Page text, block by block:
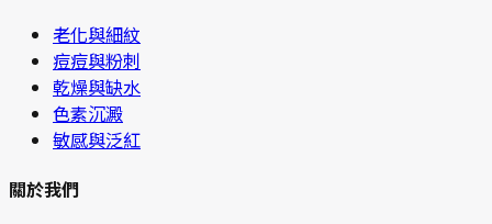
老化與細紋
痘痘與粉刺
乾燥與缺水
色素沉澱
敏感與泛紅
關於我們